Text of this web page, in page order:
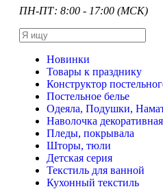
ПН-ПТ: 8:00 - 17:00 (МСК)
Новинки
Товары к празднику
Конструктор
Постельное белье
Одеяла, Подушки,
Наволочка декоративная
Пледы, покрывала
Шторы, тюли
Детская серия
Текстиль для ванной
Кухонный текстиль